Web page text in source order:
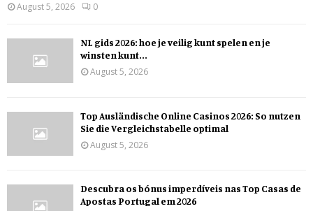
August 5, 2026
0
NL gids 2026: hoe je veilig kunt spelen en je
winsten kunt...
August 5, 2026
Top Ausländische Online Casinos 2026: So nutzen
Sie die Vergleichstabelle optimal
August 5, 2026
Descubra os bónus imperdíveis nas Top Casas de
Apostas Portugal em 2026